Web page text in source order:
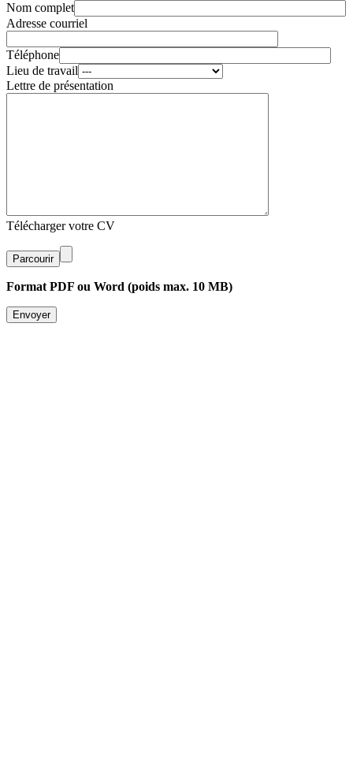
Nom complet
Adresse courriel
Téléphone
Lieu de travail
Lettre de présentation
Télécharger votre CV
Parcourir
Format PDF ou Word (poids max. 10 MB)